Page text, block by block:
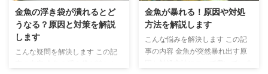
癒されます。 そんな金魚が餌を
食べなかったり、食べたとしても
すぐに吐き出してしまう、なんて
状況は、異常事態が発生している
証拠です。 その原因としては、
たり、血走ったりしているのを見
ることがありませんか？ 病気な
のか、それとも別に原因があるの
か？悩ましいところですよね。
金魚のヒレに充血や血の筋が見ら
金魚の浮き袋が潰れるとど
うなる？原因と対策を解説
します
こんな疑問を解決します この記
金魚が暴れる！原因や対処
方法を解説します
こんな悩みを解決します この記
事の内容 金魚が突然暴れ出す原